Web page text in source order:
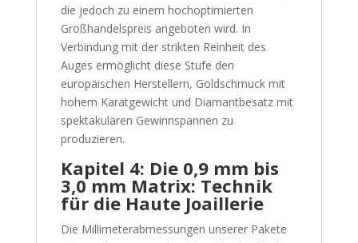
die jedoch zu einem hochoptimierten
Großhandelspreis angeboten wird. In
Verbindung mit der strikten Reinheit des
Auges ermöglicht diese Stufe den
europäischen Herstellern, Goldschmuck mit
hohem Karatgewicht und Diamantbesatz mit
spektakulären Gewinnspannen zu
produzieren.
Kapitel 4: Die 0,9 mm bis
3,0 mm Matrix: Technik
für die Haute Joaillerie
Die Millimeterabmessungen unserer Pakete